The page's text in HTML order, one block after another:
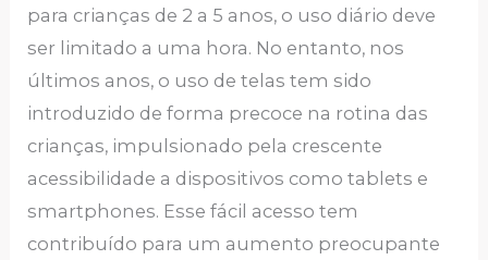
para crianças de 2 a 5 anos, o uso diário deve
ser limitado a uma hora. No entanto, nos
últimos anos, o uso de telas tem sido
introduzido de forma precoce na rotina das
crianças, impulsionado pela crescente
acessibilidade a dispositivos como tablets e
smartphones. Esse fácil acesso tem
contribuído para um aumento preocupante